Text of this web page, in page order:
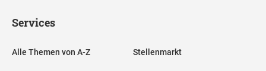
Services
Alle Themen von A-Z Stellenmarkt